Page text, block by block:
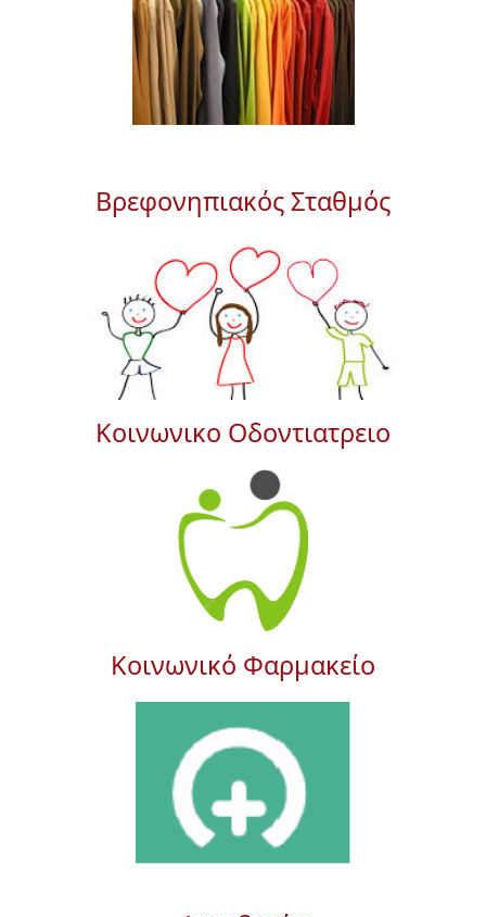
Βρεφονηπιακός Σταθμός
Κοινωνικο Οδοντιατρειο
Κοινωνικό Φαρμακείο